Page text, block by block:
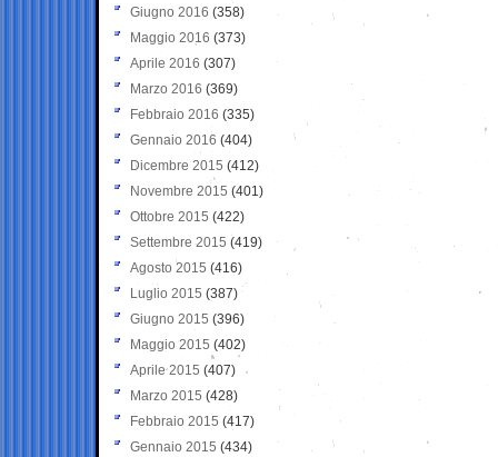
Giugno 2016 (358)
Maggio 2016 (373)
Aprile 2016 (307)
Marzo 2016 (369)
Febbraio 2016 (335)
Gennaio 2016 (404)
Dicembre 2015 (412)
Novembre 2015 (401)
Ottobre 2015 (422)
Settembre 2015 (419)
Agosto 2015 (416)
Luglio 2015 (387)
Giugno 2015 (396)
Maggio 2015 (402)
Aprile 2015 (407)
Marzo 2015 (428)
Febbraio 2015 (417)
Gennaio 2015 (434)